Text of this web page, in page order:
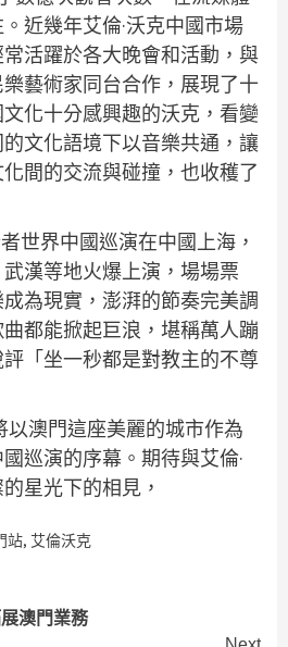
近幾年艾倫·沃克中國市場
活躍於各大晚會和活動，與
藝術家同台合作，展現了十
化十分感興趣的沃克，看變
文化語境下以音樂共通，讓
間的交流與碰撞，也收穫了
世界中國巡演在中國上海，
漢等地火爆上演，場場票
為現實，澎湃的節奏完美調
都能掀起巨浪，堪稱萬人蹦
「坐一秒都是對教主的不尊
以澳門這座美麗的城市作為
巡演的序幕。期待與艾倫·
星光下的相見，
站, 艾倫沃克
澳門業務